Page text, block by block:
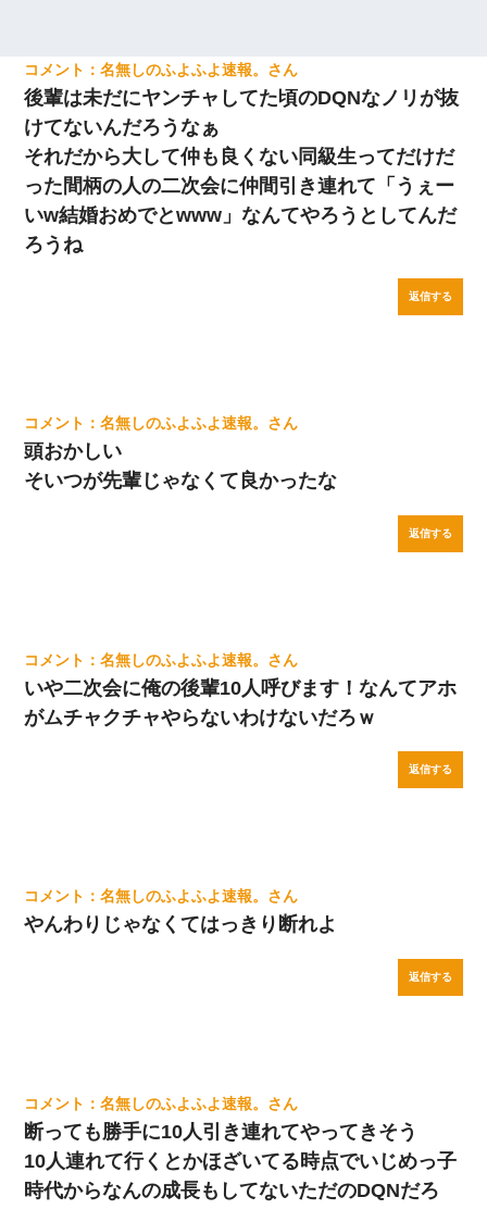
名無しのふよふよ速報。
後輩は未だにヤンチャしてた頃のDQNなノリが抜
けてないんだろうなぁ
それだから大して仲も良くない同級生ってだけだ
った間柄の人の二次会に仲間引き連れて「うぇー
いw結婚おめでとwww」なんてやろうとしてんだ
ろうね
返信する
名無しのふよふよ速報。
頭おかしい
そいつが先輩じゃなくて良かったな
返信する
名無しのふよふよ速報。
いや二次会に俺の後輩10人呼びます！なんてアホ
がムチャクチャやらないわけないだろｗ
返信する
名無しのふよふよ速報。
やんわりじゃなくてはっきり断れよ
返信する
名無しのふよふよ速報。
断っても勝手に10人引き連れてやってきそう
10人連れて行くとかほざいてる時点でいじめっ子
時代からなんの成長もしてないただのDQNだろ